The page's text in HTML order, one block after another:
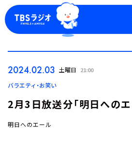
ログイン
2024.02.03 土曜日 21:00
バラエティ・お笑い
2月3日放送分「明日への
明日へのエール